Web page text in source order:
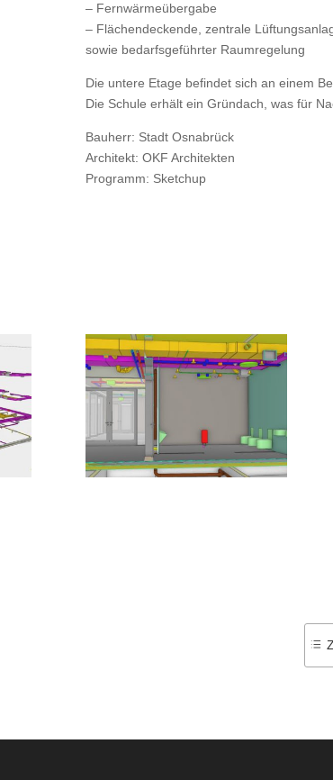
– Fernwärmeübergabe
– Flächendeckende, zentrale
sowie bedarfsgeführter Raumregelung
Die untere Etage befindet sich an einem
Die Schule erhält ein Gründach, was für
Bauherr: Stadt Osnabrück
Architekt: OKF Architekten
Programm: Sketchup